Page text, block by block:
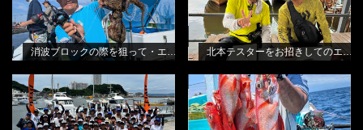
林良一
消波ブロックの際を狙って・エギタコ釣り
林良一
北本テスターをお招きしてのエギタコ釣り教室
D.Y.F.C愛知県片名港松新丸さん・シ
ロギススクール
林良一
BLOG
新島キンメ釣り～稲取・山吉丸さん
から
田渕雅生
BLOG